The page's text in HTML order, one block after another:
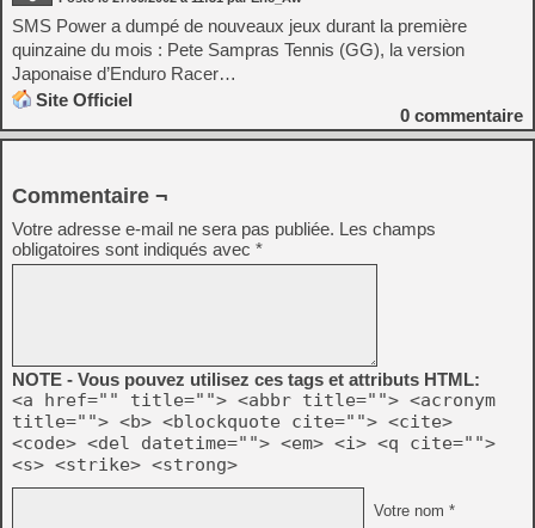
SMS Power a dumpé de nouveaux jeux durant la première
quinzaine du mois : Pete Sampras Tennis (GG), la version
Japonaise d’Enduro Racer…
Site Officiel
0 commentaire
Commentaire ¬
Votre adresse e-mail ne sera pas publiée. Les champs
obligatoires sont indiqués avec *
NOTE - Vous pouvez utilisez ces tags et attributs HTML:
<a href="" title=""> <abbr title=""> <acronym
title=""> <b> <blockquote cite=""> <cite>
<code> <del datetime=""> <em> <i> <q cite="">
<s> <strike> <strong>
Votre nom *